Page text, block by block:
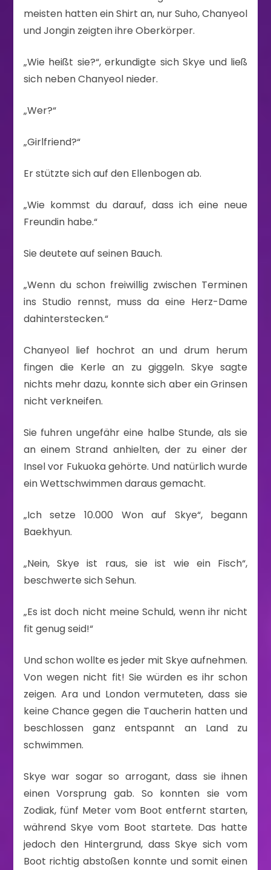
meisten hatten ein Shirt an, nur Suho, Chanyeol
und Jongin zeigten ihre Oberkörper.
„Wie heißt sie?“, erkundigte sich Skye und ließ
sich neben Chanyeol nieder.
„Wer?“
„Girlfriend?“
Er stützte sich auf den Ellenbogen ab.
„Wie kommst du darauf, dass ich eine neue
Freundin habe.“
Sie deutete auf seinen Bauch.
„Wenn du schon freiwillig zwischen Terminen
ins Studio rennst, muss da eine Herz-Dame
dahinterstecken.“
Chanyeol lief hochrot an und drum herum
fingen die Kerle an zu giggeln. Skye sagte
nichts mehr dazu, konnte sich aber ein Grinsen
nicht verkneifen.
Sie fuhren ungefähr eine halbe Stunde, als sie
an einem Strand anhielten, der zu einer der
Insel vor Fukuoka gehörte. Und natürlich wurde
ein Wettschwimmen daraus gemacht.
„Ich setze 10.000 Won auf Skye“, begann
Baekhyun.
„Nein, Skye ist raus, sie ist wie ein Fisch“,
beschwerte sich Sehun.
„Es ist doch nicht meine Schuld, wenn ihr nicht
fit genug seid!“
Und schon wollte es jeder mit Skye aufnehmen.
Von wegen nicht fit! Sie würden es ihr schon
zeigen. Ara und London vermuteten, dass sie
keine Chance gegen die Taucherin hatten und
beschlossen ganz entspannt an Land zu
schwimmen.
Skye war sogar so arrogant, dass sie ihnen
einen Vorsprung gab. So konnten sie vom
Zodiak, fünf Meter vom Boot entfernt starten,
während Skye vom Boot startete. Das hatte
jedoch den Hintergrund, dass Skye sich vom
Boot richtig abstoßen konnte und somit einen